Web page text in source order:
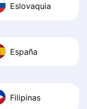
Eslovaquia
España
Filipinas